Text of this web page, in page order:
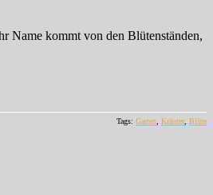
Name kommt von den Blütenständen,
Tags: Garten Kräuter, Blüte